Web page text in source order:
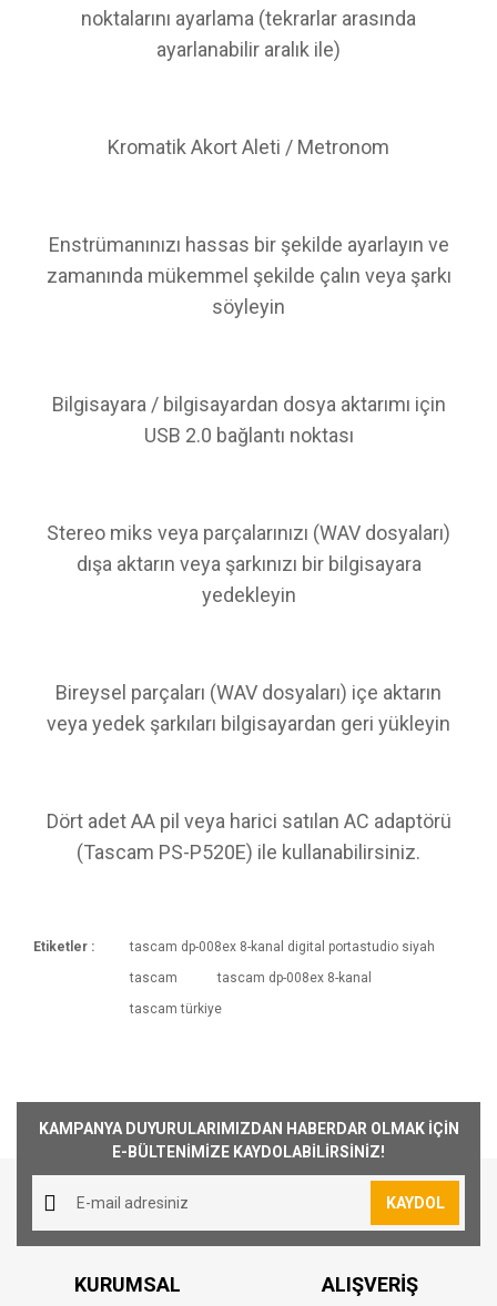
noktalarını ayarlama (tekrarlar arasında
ayarlanabilir aralık ile)
Kromatik Akort Aleti / Metronom
Enstrümanınızı hassas bir şekilde ayarlayın ve
zamanında mükemmel şekilde çalın veya şarkı
söyleyin
Bilgisayara / bilgisayardan dosya aktarımı için
USB 2.0 bağlantı noktası
Stereo miks veya parçalarınızı (WAV dosyaları)
dışa aktarın veya şarkınızı bir bilgisayara
yedekleyin
Bireysel parçaları (WAV dosyaları) içe aktarın
veya yedek şarkıları bilgisayardan geri yükleyin
Dört adet AA pil veya harici satılan AC adaptörü
(Tascam PS-P520E) ile kullanabilirsiniz.
Ürünlerimizin ortalama olarak kargoya veriliş
süresi 1-3 iş günüdür. Resmi Tatil ve hafta
yerine ücretsiz olarak gönderilmektedir. 1000₺
alınmaktadır.
Aynı Gün Kargo
aynı günde kargoya teslim edilmektedir.
Etiketler :
tascam dp-008ex 8-kanal digital portastudio siyah
tascam
tascam dp-008ex 8-kanal
tascam türkiye
KAMPANYA DUYURULARIMIZDAN HABERDAR OLMAK İÇİN
E-BÜLTENİMİZE KAYDOLABİLİRSİNİZ!
KAYDOL
KURUMSAL ALIŞVERİŞ